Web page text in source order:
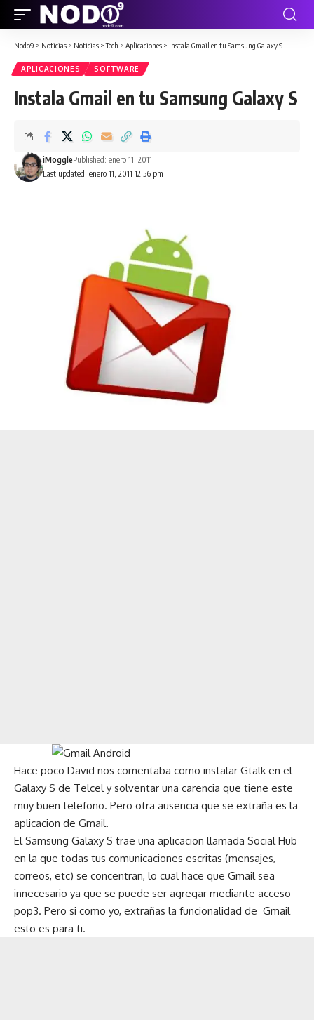
Nodo9 > Noticias > Noticias >Tech > Aplicaciones > Instala Gmail en tu Samsung Galaxy S
APLICACIONES SOFTWARE
Instala Gmail en tu Samsung Galaxy S
Last updated: enero 11, 2011 12:56 pm
iMogglePublished: enero 11, 2011
Hace poco David nos comentaba como instalar Gtalk en el
Galaxy S de Telcely solventar una carencia que tiene este
muy buen telefono. Pero otra ausencia que se extraña es la
aplicacion de Gmail.
El Samsung Galaxy S trae una aplicacion llamada Social Hub
en la que todas tus comunicaciones escritas (mensajes,
correos, etc) se concentran, lo cual hace que Gmail sea
innecesario ya que se puede ser agregar mediante acceso
pop3. Pero si como yo, extrañas la funcionalidad de Gmail
esto es para ti.